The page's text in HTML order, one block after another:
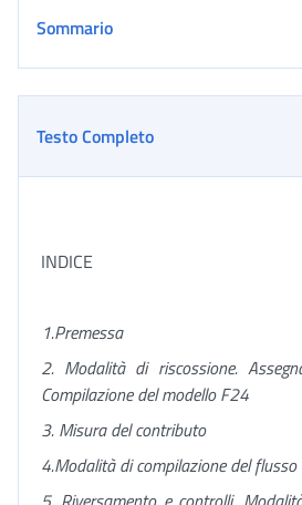
Sommario
Testo Completo
INDICE
1.Premessa
2. Modalità di riscossione.
Compilazione del modello F24
3. Misura del contributo
4.Modalità di compilazione del flusso